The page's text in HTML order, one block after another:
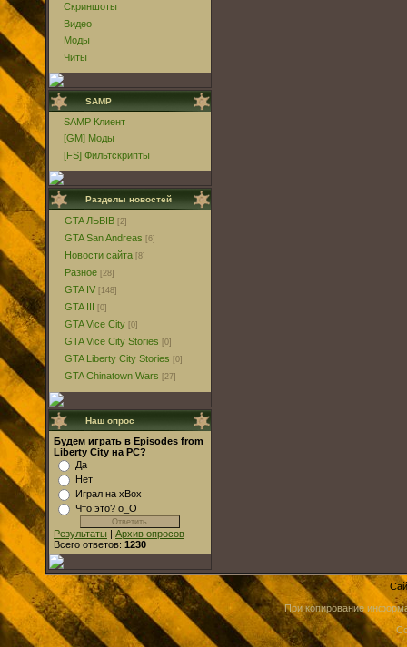
Скриншоты
Видео
Моды
Читы
SAMP
SAMP Клиент
[GM] Моды
[FS] Фильтскрипты
Разделы новостей
GTA ЛЬВIВ [2]
GTA San Andreas [6]
Новости сайта [8]
Разное [28]
GTA IV [148]
GTA III [0]
GTA Vice City [0]
GTA Vice City Stories [0]
GTA Liberty City Stories [0]
GTA Chinatown Wars [27]
Наш опрос
Будем играть в Episodes from
Liberty City на PC?
Да
Нет
Играл на xBox
Что это? о_О
Результаты | Архив опросов
Всего ответов: 1230
При копирование